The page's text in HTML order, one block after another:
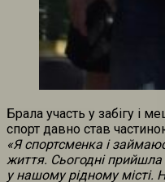
Брала участь у забігу і
спорт давно став
«Я спортсменка і
життя. Сьогодні прийшла
у нашому рідному місті.